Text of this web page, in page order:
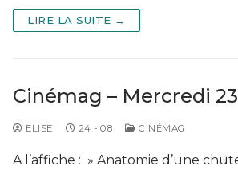
LIRE LA SUITE →
Cinémag – Mercredi
ELISE 24 - 08 CINÉMAG
A l’affiche : » Anatomie d’une